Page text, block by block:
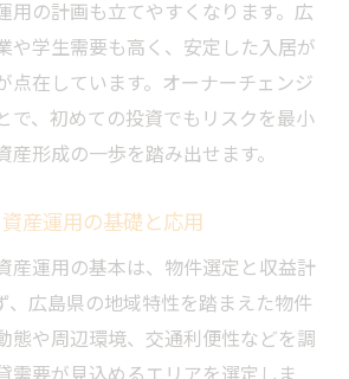
用の計画も立てやすくなります。広
や学生需要も高く、安定した入居が
点在しています。オーナーチェンジ
で、初めての投資でもリスクを最小
形成の一歩を踏み出せます。
産運用の基礎と応用
産運用の基本は、物件選定と収益計
、広島県の地域特性を踏まえた物件
態や周辺環境、交通利便性などを調
需要が見込めるエリアを選定しま